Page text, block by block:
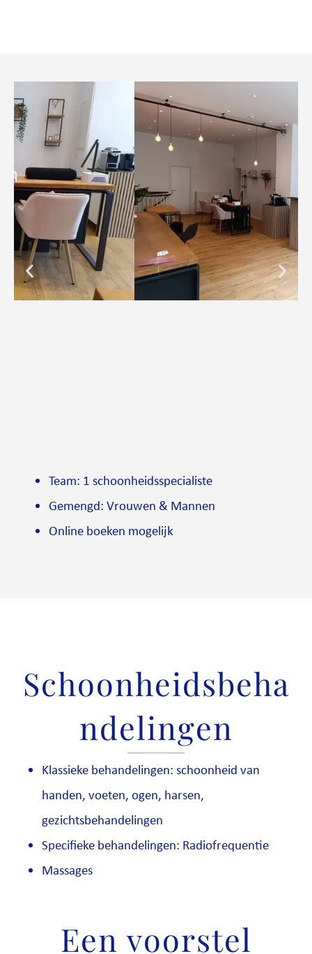
Team: 1 schoonheidsspecialiste
Gemengd: Vrouwen & Mannen
Online boeken mogelijk
Schoonheidsbeha
ndelingen
Klassieke behandelingen: schoonheid van
handen, voeten, ogen, harsen,
gezichtsbehandelingen
Specifieke behandelingen: Radiofrequentie
Massages
Een voorstel